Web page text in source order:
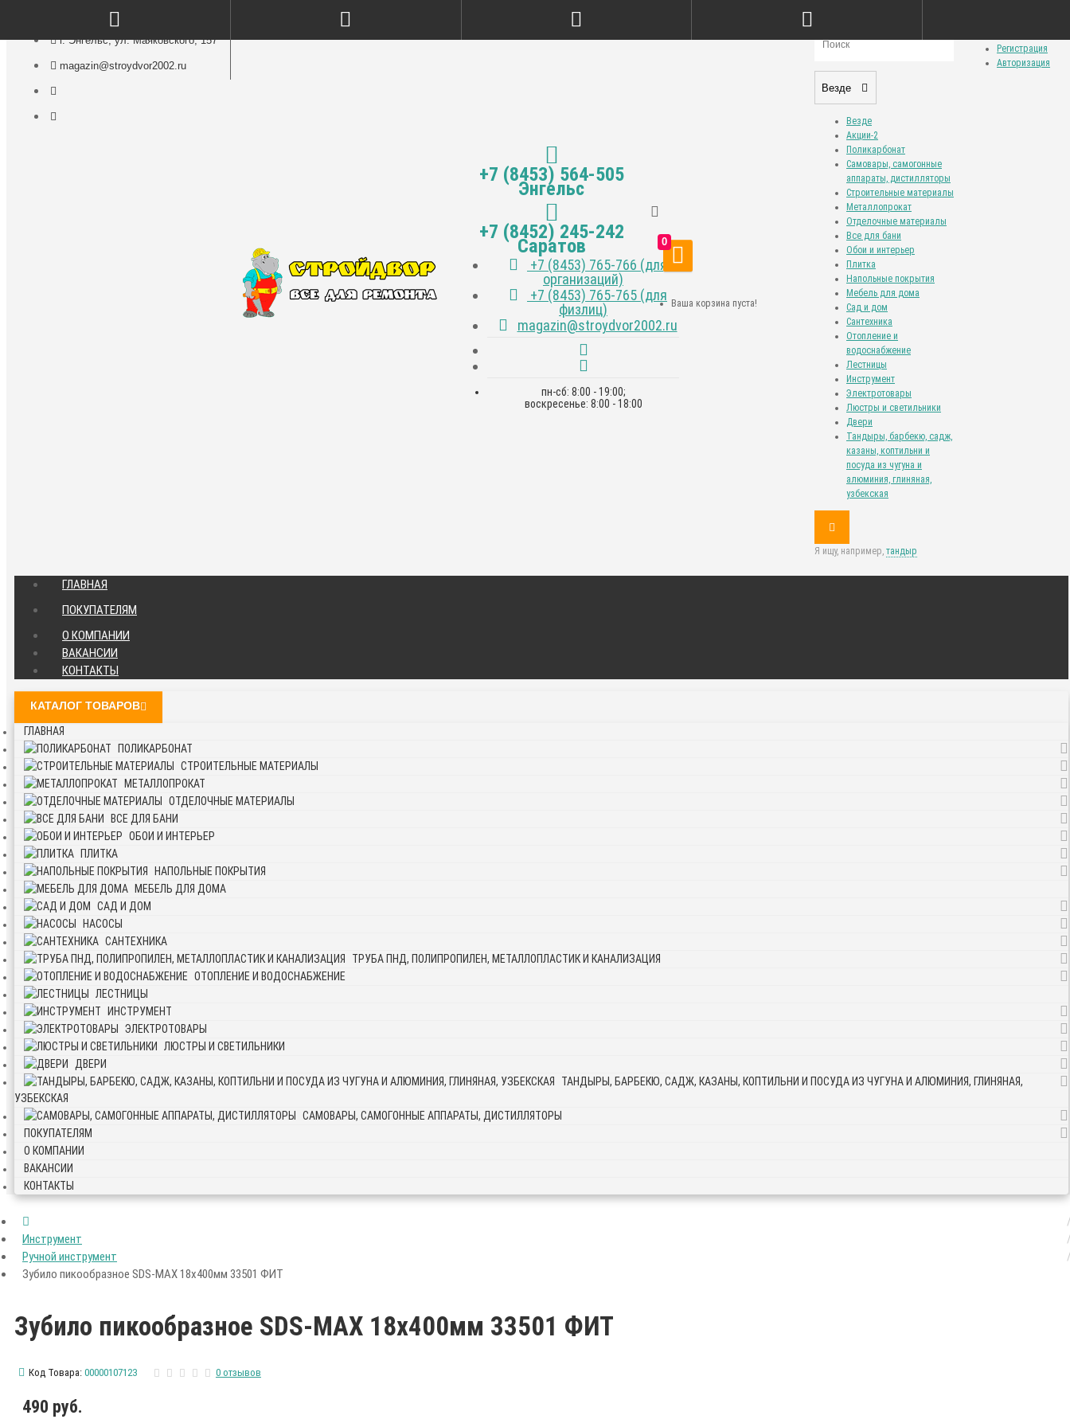
г. Энгельс, ул. Маяковского, 157
magazin@stroydvor2002.ru
Регистрация
Авторизация
Сравнение товаров (0)
+7 (8453) 564-505
Энгельс
+7 (8452) 245-242
Саратов
+7 (8453) 765-766 (для
организаций)
+7 (8453) 765-765 (для
физлиц)
magazin@stroydvor2002.ru
пн-сб: 8:00 - 19:00;
воскресенье: 8:00 - 18:00
0
Ваша корзина пуста!
Везде
Везде
Акции-2
Поликарбонат
Самовары, самогонные
аппараты, дистилляторы
Строительные материалы
Металлопрокат
Отделочные материалы
Все для бани
Обои и интерьер
Плитка
Напольные покрытия
Мебель для дома
Сад и дом
Сантехника
Отопление и
водоснабжение
Лестницы
Инструмент
Электротовары
Люстры и светильники
Двери
Тандыры, барбекю, садж,
казаны, коптильни и
посуда из чугуна и
алюминия, глиняная,
узбекская
Я ищу, например, тандыр
ГЛАВНАЯ
ПОКУПАТЕЛЯМ
О КОМПАНИИ
ВАКАНСИИ
КОНТАКТЫ
КАТАЛОГ ТОВАРОВ
ГЛАВНАЯ
ПОЛИКАРБОНАТ
СТРОИТЕЛЬНЫЕ МАТЕРИАЛЫ
МЕТАЛЛОПРОКАТ
ОТДЕЛОЧНЫЕ МАТЕРИАЛЫ
ВСЕ ДЛЯ БАНИ
ОБОИ И ИНТЕРЬЕР
ПЛИТКА
НАПОЛЬНЫЕ ПОКРЫТИЯ
МЕБЕЛЬ ДЛЯ ДОМА
САД И ДОМ
НАСОСЫ
САНТЕХНИКА
ТРУБА ПНД, ПОЛИПРОПИЛЕН, МЕТАЛЛОПЛАСТИК И КАНАЛИЗАЦИЯ
ОТОПЛЕНИЕ И ВОДОСНАБЖЕНИЕ
ЛЕСТНИЦЫ
ИНСТРУМЕНТ
ЭЛЕКТРОТОВАРЫ
ЛЮСТРЫ И СВЕТИЛЬНИКИ
ДВЕРИ
ТАНДЫРЫ, БАРБЕКЮ, САДЖ, КАЗАНЫ, КОПТИЛЬНИ И ПОСУДА ИЗ ЧУГУНА И АЛЮМИНИЯ, ГЛИНЯНАЯ,
УЗБЕКСКАЯ
САМОВАРЫ, САМОГОННЫЕ АППАРАТЫ, ДИСТИЛЛЯТОРЫ
ПОКУПАТЕЛЯМ
О КОМПАНИИ
ВАКАНСИИ
КОНТАКТЫ
Инструмент
Ручной инструмент
Зубило пикообразное SDS-MAX 18х400мм 33501 ФИТ
Зубило пикообразное SDS-MAX 18х400мм 33501 ФИТ
Код Товара: 00000107123 0 отзывов
490 руб.